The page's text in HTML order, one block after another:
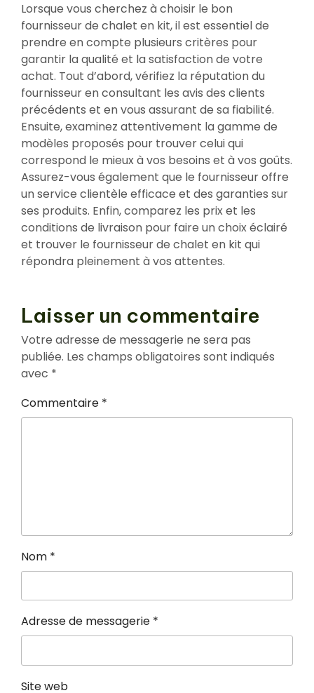
Lorsque vous cherchez à choisir le bon
fournisseur de chalet en kit, il est essentiel de
prendre en compte plusieurs critères pour
garantir la qualité et la satisfaction de votre
achat. Tout d’abord, vérifiez la réputation du
fournisseur en consultant les avis des clients
précédents et en vous assurant de sa fiabilité.
Ensuite, examinez attentivement la gamme de
modèles proposés pour trouver celui qui
correspond le mieux à vos besoins et à vos goûts.
Assurez-vous également que le fournisseur offre
un service clientèle efficace et des garanties sur
ses produits. Enfin, comparez les prix et les
conditions de livraison pour faire un choix éclairé
et trouver le fournisseur de chalet en kit qui
répondra pleinement à vos attentes.
Laisser un commentaire
Votre adresse de messagerie ne sera pas
publiée. Les champs obligatoires sont indiqués
avec *
Commentaire *
Nom *
Adresse de messagerie *
Site web